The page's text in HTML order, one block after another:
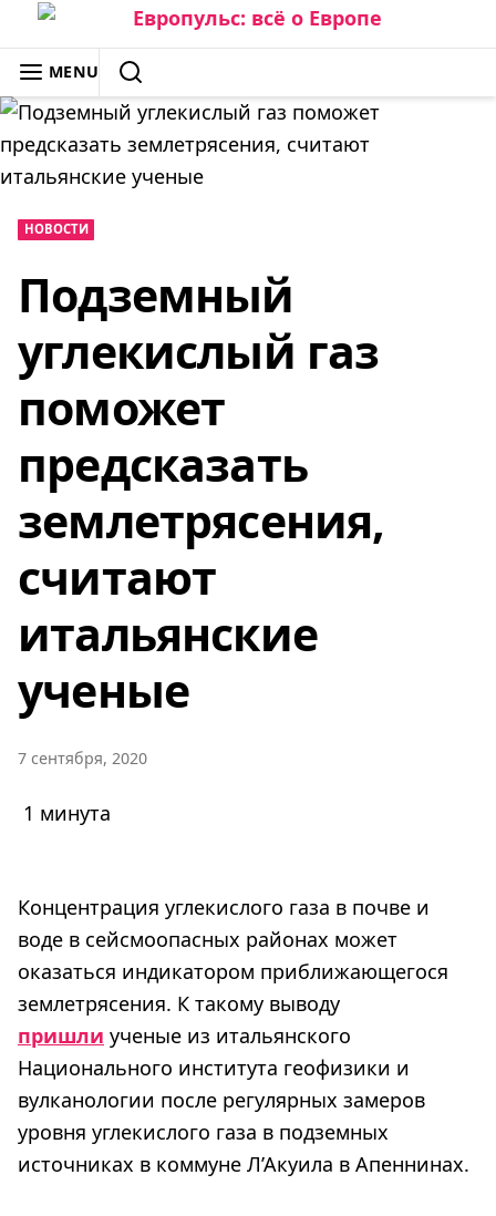
Skip
to
content
ЕВРОПУЛЬС: ВСЁ О ЕВРОПЕ
MENU
SEARCH
НОВОСТИ
Подземный
углекислый газ
поможет
предсказать
землетрясения,
считают
итальянские
ученые
7 сентября, 2020
1 минута
Концентрация углекислого газа в почве и
воде в сейсмоопасных районах может
оказаться индикатором приближающегося
землетрясения. К такому выводу
пришли ученые из итальянского
Национального института геофизики и
вулканологии после регулярных замеров
уровня углекислого газа в подземных
источниках в коммуне Л’Акуила в Апеннинах.